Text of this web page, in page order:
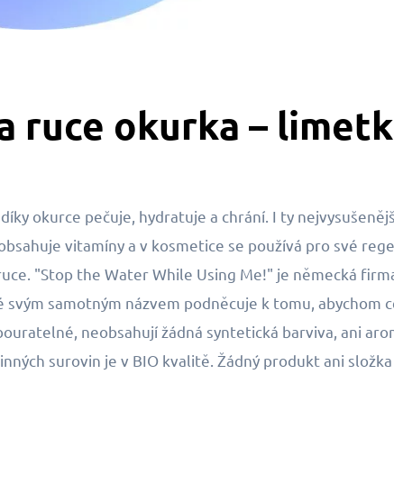
ruce okurka –
okurce pečuje, hydratuje a chrání. I ty
vitamíny a v kosmetice se používá pro své
"Stop the Water While Using Me!" je německá
samotným názvem podněcuje k tomu, abychom
neobsahují žádná syntetická barviva, ani
surovin je v BIO kvalitě. Žádný produkt ani